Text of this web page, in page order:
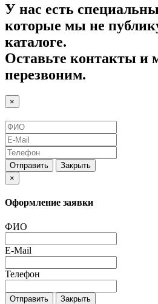
У нас есть
которые мы не
каталоге.
Оставьте контакты и
перезвоним.
×
Отправить
Закрыть
×
Оформление заявки
ФИО
E-Mail
Телефон
Отправить Закрыть